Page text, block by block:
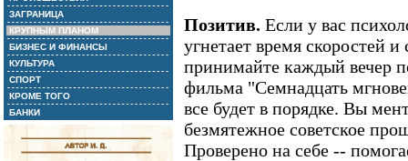
ЗАГРАНИЦА
КРУПНЫМ ПЛАНОМ
БИЗНЕС И ФИНАНСЫ
КУЛЬТУРА
СПОРТ
КРОМЕ ТОГО
БАНКИ
Позитив. Если у вас
угнетает время скоростей
принимайте каждый вечер
фильма "Семнадцать
все будет в порядке. Вы
безмятежное советское
Проверено на себе --